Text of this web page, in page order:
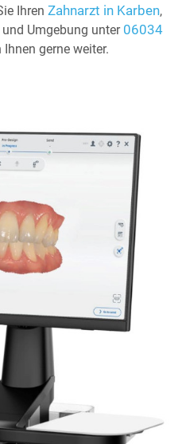
Ihren Zahnarzt in Karben,
Umgebung unter 06034
gerne weiter.